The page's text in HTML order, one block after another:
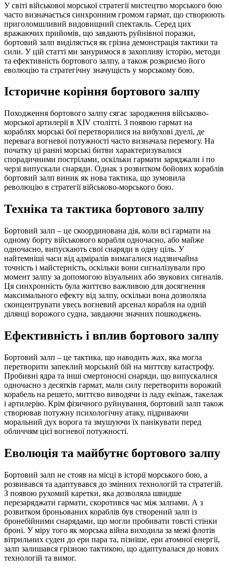
У світі військової морської стратегії мистецтво морського бою
часто визначається синхронним громом гармат, що створюють
приголомшливий видовищний спектакль. Серед цих
вражаючих прийомів, що завдають руйнівної поразки,
бортовий залп виділяється як грізна демонстрація тактики та
сили. У цій статті ми зануримося в захопливу історію, методи
та ефективність бортового залпу, а також розкриємо його
еволюцію та стратегічну значущість у морському бою.
Історичне коріння бортового залпу
Походження бортового залпу сягає зародження військово-
морської артилерії в ХІV столітті. З появою гармат на
кораблях морські бої перетворилися на вибухові дуелі, де
перевага вогневої потужності часто визначала перемогу. На
початку ці ранні морські битви характеризувалися
спорадичними пострілами, оскільки гармати заряджали і по
черзі випускали снаряди. Однак з розвитком бойових кораблів
бортовий залп виник як нова тактика, що зумовила
революцію в стратегії військово-морського бою.
Техніка та тактика бортового залпу
Бортовий залп – це скоординована дія, коли всі гармати на
одному борту військового корабля одночасно, або майже
одночасно, випускають свої снаряди в одну ціль. У
найтемніші часи від адміралів вимагалися надзвичайна
точність і майстерність, оскільки вони сигналізували про
момент залпу за допомогою візуальних або звукових сигналів.
Ця синхронність була життєво важливою для досягнення
максимального ефекту від залпу, оскільки вона дозволяла
сконцентрувати увесь вогневий арсенал корабля на одній
ділянці ворожого судна, завдаючи значних пошкоджень.
Ефективність і вплив бортового залпу
Бортовий залп – це тактика, що наводить жах, яка могла
перетворити запеклий морський бій на миттєву катастрофу.
Пробивні ядра та інші смертоносні снаряди, що випускалися
одночасно з десятків гармат, мали силу перетворити ворожий
корабель на решето, миттєво виводячи із ладу екіпаж, такелаж
і артилерію. Крім фізичного руйнування, бортовий залп також
створював потужну психологічну атаку, підриваючи
моральний дух ворога та змушуючи їх панікувати перед
обличчям цієї вогневої потужності.
Еволюція та майбутнє бортового залпу
Бортовий залп не стояв на місці в історії морського бою, а
розвивався та адаптувався до змінних технологій та стратегій.
З появою рухомий каретки, яка дозволяла швидше
перезаряджати гармати, скоротився час між залпами. А з
розвитком броньованих кораблів був створений залп із
бронебійними снарядами, що могли пробивати товсті стінки
броні. У міру того як морська війна виходила за межі флотів
вітрильних суден до ери пара та, пізніше, ери атомної енергії,
залп залишався грізною тактикою, що адаптувалася до нових
технологій та вимог.